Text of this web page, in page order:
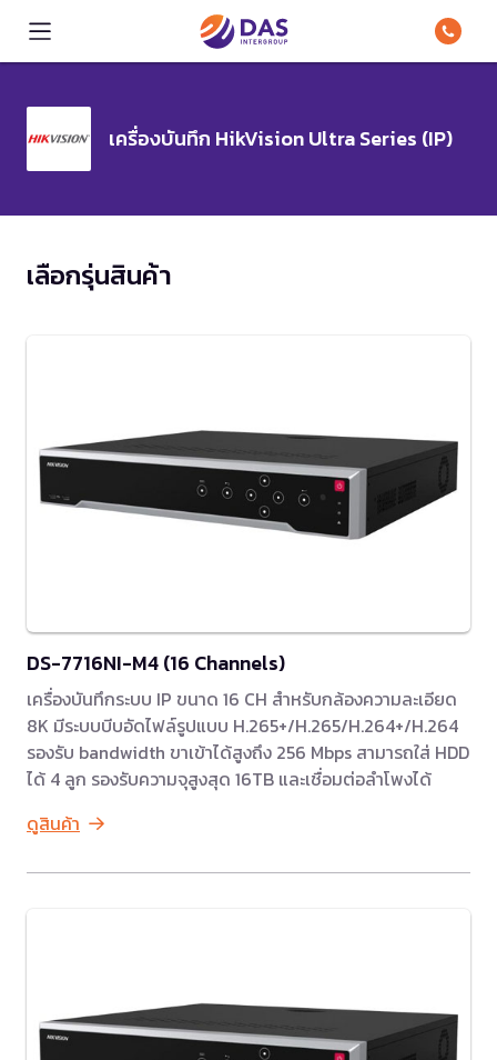
เครื่องบันทึก HikVision Ultra Series (IP)
เลือกรุ่นสินค้า
DS-7716NI-M4 (16 Channels)
เครื่องบันทึกระบบ IP ขนาด 16 CH สำหรับกล้องความละเอียด
8K มีระบบบีบอัดไฟล์รูปแบบ H.265+/H.265/H.264+/H.264
รองรับ bandwidth ขาเข้าได้สูงถึง 256 Mbps สามารถใส่ HDD
ได้ 4 ลูก รองรับความจุสูงสุด 16TB และเชื่อมต่อลำโพงได้
ดูสินค้า